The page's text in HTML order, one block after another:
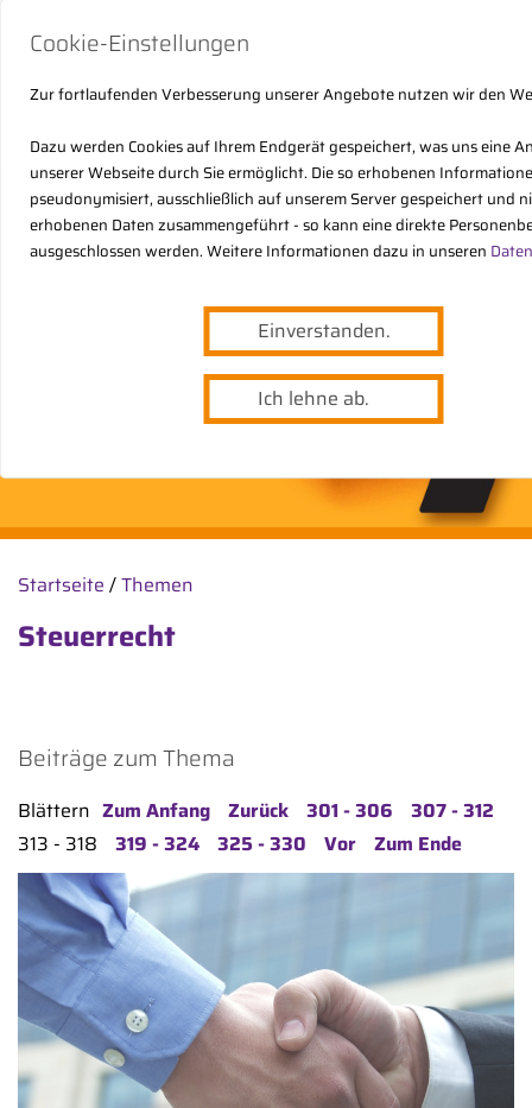
Cookie-Einstellungen
Zur fortlaufenden Verbesserung unserer Angebote nutzen wir den
Dazu werden Cookies auf Ihrem Endgerät gespeichert, was uns eine
unserer Webseite durch Sie ermöglicht. Die so erhobenen
pseudonymisiert, ausschließlich auf unserem Server gespeichert und
erhobenen Daten zusammengeführt - so kann eine direkte
ausgeschlossen werden. Weitere Informationen dazu in unseren
Einverstanden.
Ich lehne ab.
Startseite /Themen
Steuerrecht
Beiträge zum Thema
Blättern Zum Anfang Zurück 301 - 306
307 - 312
313 - 318
319 - 324 325 - 330 Vor Zum Ende